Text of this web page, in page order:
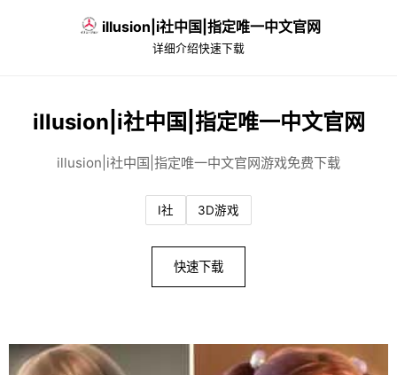
illusion|i社中国|指定唯一中文官网
详细介绍快速下载
illusion|i社中国|指定唯一中文官网
illusion|i社中国|指定唯一中文官网游戏免费下载
I社 3D游戏
快速下载